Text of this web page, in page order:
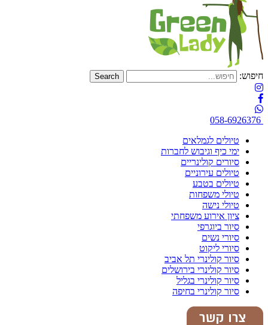
חיפוש:
058-6926376
טיולים לגמלאים
ימי כיף וגיבוש לחברות
סיורים קולינריים
טיולים עירוניים
טיולים בטבע
טיולי משפחות
טיולי נישה
ציון אירוע משפחתי
סיור ביוגרפי
סיורי נשים
סיורי ליקוט
סיור קולינרי תל אביב
סיור קולינרי בירושלים
סיור קולינרי בגליל
סיור קולינרי בחיפה